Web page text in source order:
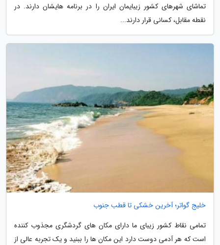
تماشای شهرهای کشور زیبایمان ایران را در برنامه هایشان دارند. در
نقطه مقابل، کسانی قرار دارند...
خلیج گواتر؛ آخرین خشکی تا قطب جنوب
تمامی نقاط کشور زیبای ما دارای مکان های گردشگری مجذوب کننده
است که هر آدمی دوست دارد این مکان ها را ببنید و یک تجربه عالی از